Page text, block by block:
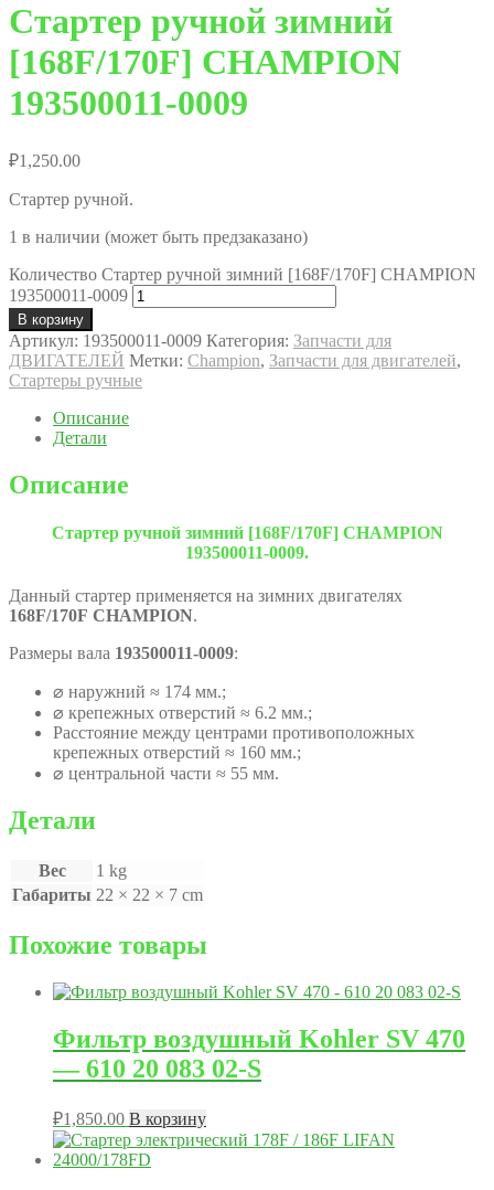
Стартер ручной зимний
[168F/170F] CHAMPION
193500011-0009
₽1,250.00
Стартер ручной.
1 в наличии (может быть предзаказано)
Количество Стартер ручной зимний [168F/170F] CHAMPION
193500011-0009
В корзину
Артикул: 193500011-0009 Категория: Запчасти для
ДВИГАТЕЛЕЙ Метки: Champion, Запчасти для двигателей,
Стартеры ручные
Описание
Детали
Описание
Стартер ручной зимний [168F/170F] CHAMPION
193500011-0009.
Данный стартер применяется на зимних двигателях
168F/170F CHAMPION.
Размеры вала 193500011-0009:
⌀ наружний ≈ 174 мм.;
⌀ крепежных отверстий ≈ 6.2 мм.;
Расстояние между центрами противоположных
крепежных отверстий ≈ 160 мм.;
⌀ центральной части ≈ 55 мм.
Детали
Вес
1 kg
Габариты 22 × 22 × 7 cm
Похожие товары
Фильтр воздушный Kohler SV 470
— 610 20 083 02-S
₽1,850.00 В корзину